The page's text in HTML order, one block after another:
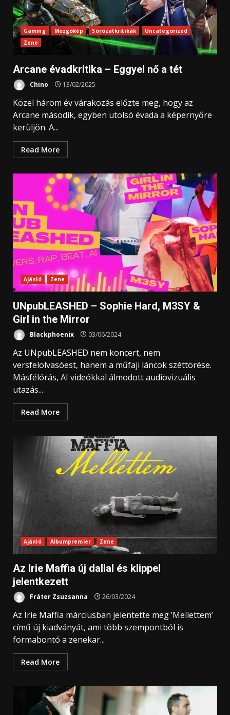
Gaming Mozgókép Sorozatkritikák
Uncategorized
Zene
Arcane évadkritika – Eggyel nő a tét
Chino 13/02/2025
Közel három év várakozás előzte meg, hogy az
Arcane második, egyben utolsó évada a képernyőre
kerüljön. A...
Read More
Ajánló Zene
UNpubLEASHED – Sophie Hard, M3SY &
Girl in the Mirror
Blackphoenix 03/06/2024
Az UNpubLEASHED nem koncert, nem
versfelolvasóest, hanem a műfaji láncok széttörése.
Másfélórás, AI videókkal álmodott audiovizuális
utazás...
Read More
Ajánló Albumpremier Zene
Az Irie Maffia új dallal és klippel
jelentkezett
Fráter Zsuzsanna 26/03/2024
Az Irie Maffia márciusban jelentette meg ’Mellettem’
című új kiadványát, ami több szempontból is
formabontó a zenekar...
Read More